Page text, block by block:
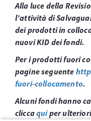
Alla luce della
l’attività di
dei prodotti in
nuovi KID dei fondi.
Per i prodotti fuori
pagine seguente
fuori-collocamento.
Alcuni fondi hanno
cliccaquiper